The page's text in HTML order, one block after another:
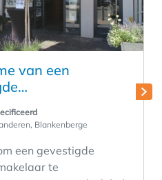
van een
aan
te
Blankenberge
een gevestigde
te